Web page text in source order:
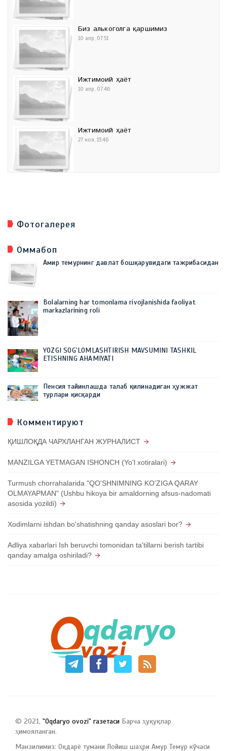
Биз алькоголга қаршимиз
10 апр, 07:51
Ижтимоий ҳаёт
10 апр, 07:46
Ижтимоий ҳаёт
27 ноя, 13:46
Фотогалерея
Оммабоп
Амир темурнинг давлат бошқарувидаги тажрибасидан
Bolalarning har tomonlama rivojlanishida faoliyat
markazlarining roli
YOZGI SOG'LOMLASHTIRISH MAVSUMINI TASHKIL
ETISHNING AHAMIYATI
Пенсия тайинлашда талаб қилинадиган ҳужжат
турлари қисқарди
Комментируют
ҚИШЛОҚДА ЧАРХЛАНГАН ЖУРНАЛИСТ
MANZILGA YETMAGAN ISHONCH (Yo'l xotiralari)
Turmush chorrahalarida "QO'SHNIMNING KO'ZIGA QARAY
OLMAYAPMAN" (Ushbu hikoya bir amaldorning afsus-nadomati
asosida yozildi)
Xodimlarni ishdan bo'shatishning qanday asoslari bor?
Adliya xabarlari Ish beruvchi tomonidan ta'tillarni berish tartibi
qanday amalga oshiriladi?
© 2021, "Oqdaryo ovozi" газетаси Барча ҳуқуқлар
ҳимояланган.
Манзилимиз: Оқдарё тумани Лойиш шаҳри Амур Темур кўчаси